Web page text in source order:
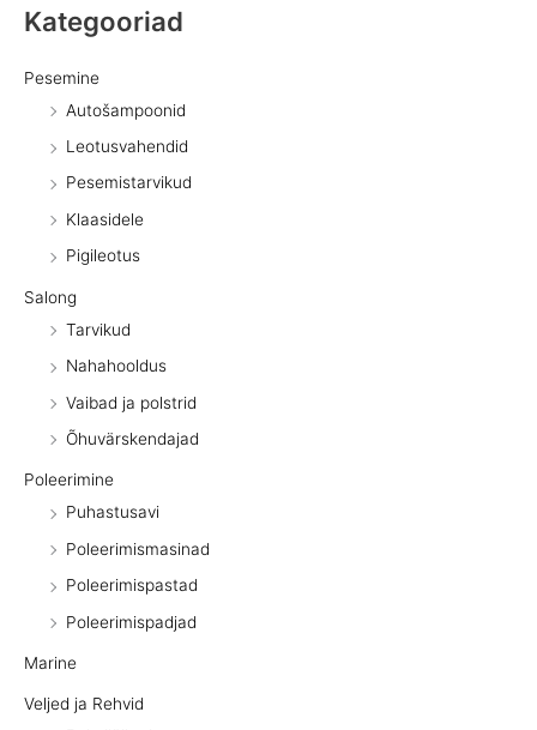
Kategooriad
Pesemine
Autošampoonid
Leotusvahendid
Pesemistarvikud
Klaasidele
Pigileotus
Salong
Tarvikud
Nahahooldus
Vaibad ja polstrid
Õhuvärskendajad
Poleerimine
Puhastusavi
Poleerimismasinad
Poleerimispastad
Poleerimispadjad
Marine
Veljed ja Rehvid